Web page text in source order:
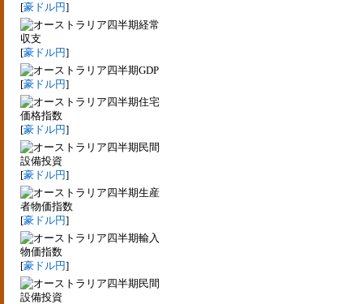
[豪ドル円]
四半期経常
収支
[豪ドル円]
四半期GDP
[豪ドル円]
四半期住宅
価格指数
[豪ドル円]
四半期民間
設備投資
[豪ドル円]
四半期生産
者物価指数
[豪ドル円]
四半期輸入
物価指数
[豪ドル円]
四半期民間
設備投資